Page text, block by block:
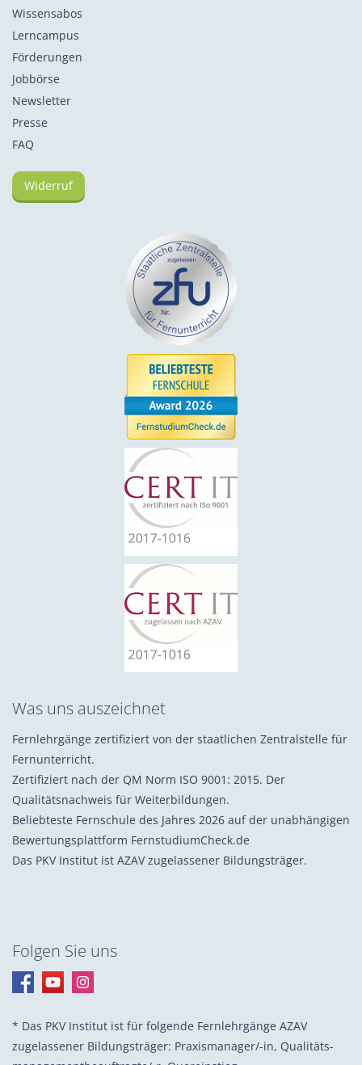
Wissensabos
Lerncampus
Förderungen
Jobbörse
Newsletter
Presse
FAQ
Widerruf
Was uns auszeichnet
Fernlehrgänge zertifiziert von der staatlichen Zentralstelle für
Fernunterricht.
Zertifiziert nach der QM Norm ISO 9001: 2015. Der
Qualitätsnachweis für Weiterbildungen.
Beliebteste Fernschule des Jahres 2026 auf der unabhängigen
Bewertungsplattform FernstudiumCheck.de
Das PKV Institut ist AZAV zugelassener Bildungsträger.
Folgen Sie uns
* Das PKV Institut ist für folgende Fernlehrgänge AZAV
zugelassener Bildungsträger: Praxis­manager/-in, Quali­täts­